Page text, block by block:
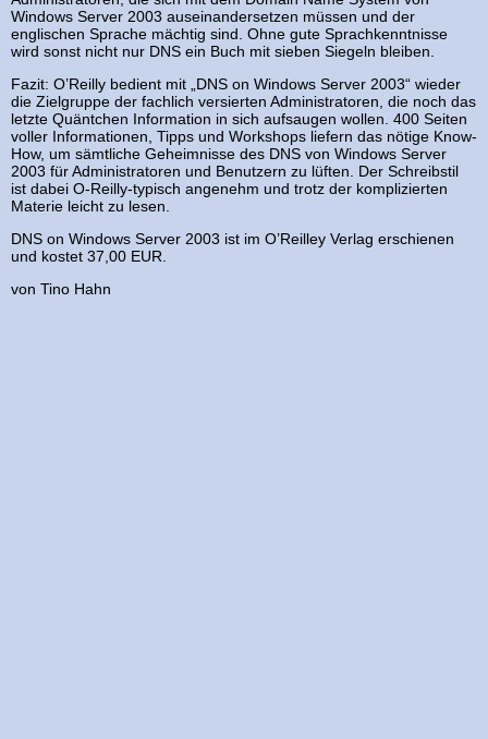
Windows Server 2003 auseinandersetzen müssen und der
englischen Sprache mächtig sind. Ohne gute Sprachkenntnisse
wird sonst nicht nur DNS ein Buch mit sieben Siegeln bleiben.
Fazit: O’Reilly bedient mit „DNS on Windows Server 2003“ wieder
die Zielgruppe der fachlich versierten Administratoren, die noch das
letzte Quäntchen Information in sich aufsaugen wollen. 400 Seiten
voller Informationen, Tipps und Workshops liefern das nötige Know-
How, um sämtliche Geheimnisse des DNS von Windows Server
2003 für Administratoren und Benutzern zu lüften. Der Schreibstil
ist dabei O-Reilly-typisch angenehm und trotz der komplizierten
Materie leicht zu lesen.
DNS on Windows Server 2003 ist im O’Reilley Verlag erschienen
und kostet 37,00 EUR.
von Tino Hahn